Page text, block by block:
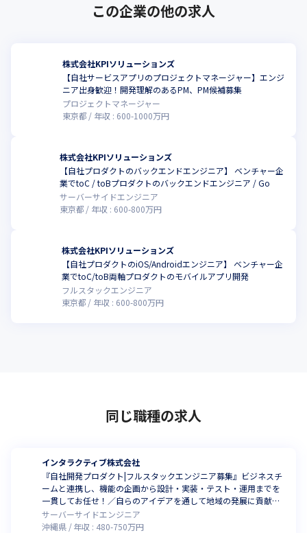
この企業の他の求人
株式会社KPIソリューションズ
【自社サービスアプリのプロジェクトマネージャー】エンジ
ニア出身歓迎！開発理解のあるPM、PM候補募集
プロジェクトマネージャー
東京都
年収 : 600-1000万円
株式会社KPIソリューションズ
【自社プロダクトのバックエンドエンジニア】 ベンチャー企
業でtoC / toBプロダクトのバックエンドエンジニア / Go
サーバーサイドエンジニア
東京都
年収 : 600-800万円
株式会社KPIソリューションズ
【自社プロダクトのiOS/Androidエンジニア】 ベンチャー企
業でtoC/toB両軸プロダクトのモバイルアプリ開発
フルスタックエンジニア
東京都
年収 : 600-800万円
同じ職種の求人
インタラクティブ株式会社
『自社開発プロダクト|フルスタックエンジニア募集』ビジネスチ
ームと連携し、機能の企画から設計・実装・テスト・運用までを
一貫してお任せ！／自らのアイデアを通して地域の発展に貢献し
ませんか？(フルリモート可)
サーバーサイドエンジニア
沖縄県
年収 : 480-750万円